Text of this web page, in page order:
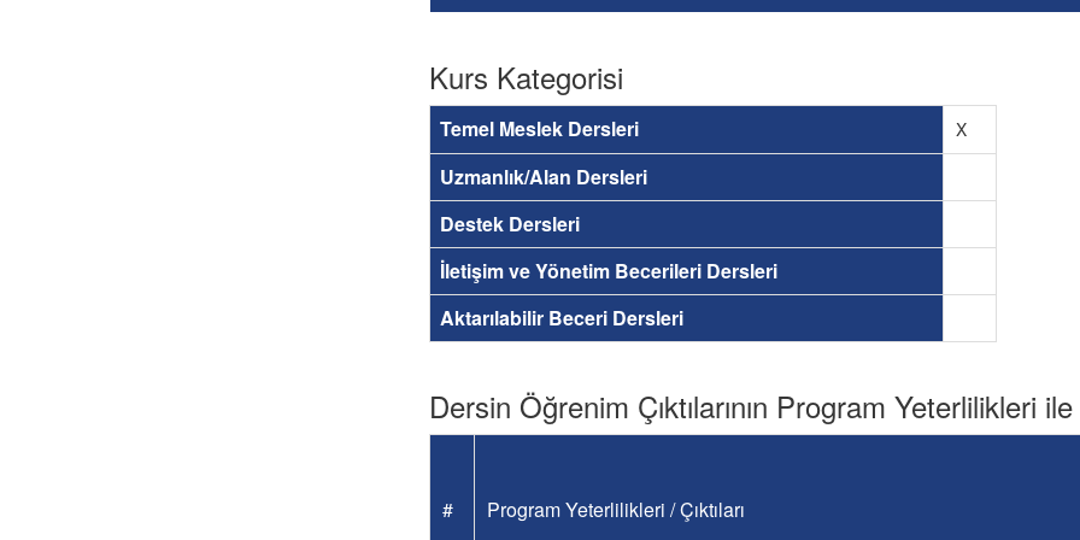
Kurs Kategorisi
Temel Meslek Dersleri X
Uzmanlık/Alan Dersleri
Destek Dersleri
İletişim ve Yönetim Becerileri Dersleri
Aktarılabilir Beceri Dersleri
Dersin Öğrenim Çıktılarının Program Yeterlilikleri
# Program Yeterlilikleri / Çıktıları